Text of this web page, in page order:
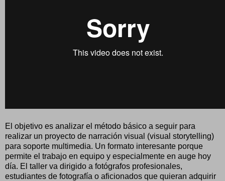
El objetivo es analizar el método básico a seguir para
realizar un proyecto de narración visual (visual storytelling)
para soporte multimedia. Un formato interesante porque
permite el trabajo en equipo y especialmente en auge hoy
día. El taller va dirigido a fotógrafos profesionales,
estudiantes de fotografía o aficionados que quieran adquirir